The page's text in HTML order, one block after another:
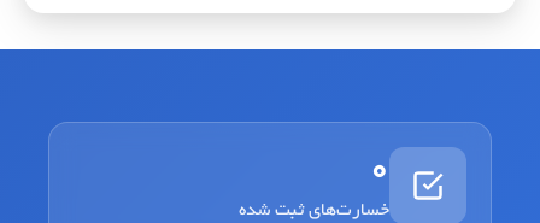
0
خسارت‌های ثبت شده